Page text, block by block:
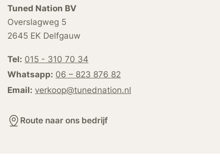
Tuned Nation BV
Overslagweg 5
2645 EK Delfgauw
Tel: 015 - 310 70 34
Whatsapp: 06 – 823 876 82
Email: verkoop@tunednation.nl
Route naar ons bedrijf